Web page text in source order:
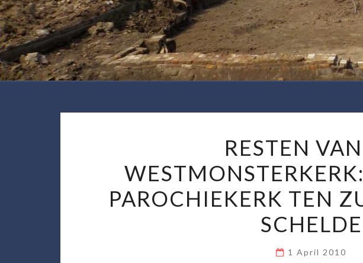
VAN
DE
DE
OUDSTE
TEN
RESTEN
PAROCHIEKERK TEN
SCHELDE
1 April 2010